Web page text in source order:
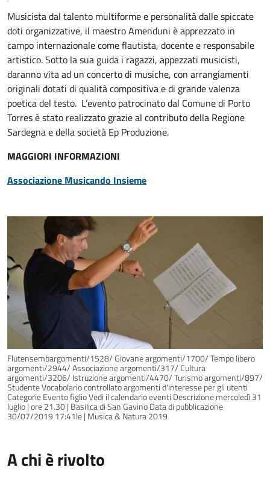
Musicista dal talento multiforme e personalità dalle spiccate
doti organizzative, il maestro Amenduni è apprezzato in
campo internazionale come flautista, docente e responsabile
artistico. Sotto la sua guida i ragazzi, appezzati musicisti,
daranno vita ad un concerto di musiche, con arrangiamenti
originali dotati di qualità compositiva e di grande valenza
poetica del testo. L’evento patrocinato dal Comune di Porto
Torres è stato realizzato grazie al contributo della Regione
Sardegna e della società Ep Produzione.
MAGGIORI INFORMAZIONI
Associazione Musicando Insieme
Flutensembargomenti/1528/ Giovane argomenti/1700/ Tempo libero
argomenti/2944/ Associazione argomenti/317/ Cultura
argomenti/3206/ Istruzione argomenti/4470/ Turismo argomenti/897/
Studente Vocabolario controllato argomenti d'interesse per gli utenti
Categorie Evento figlio Vedi il calendario eventi Descrizione mercoledì 31
luglio | ore 21.30 | Basilica di San Gavino Data di pubblicazione
30/07/2019 17:41le | Musica & Natura 2019
A chi è rivolto